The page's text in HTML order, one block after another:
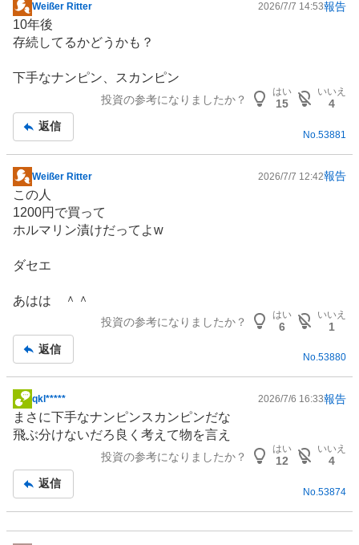
掲
示
板
事
Weißer Ritter 2026/7/7 14:53報告
10年後
存続してるかどうかも？
下手なナンピン、スカンピン
投資の参考になりましたか？
はい
15
いいえ
4
返信
No. 53881
掲
示
板
記
Weißer Ritter 2026/7/7 12:42報告
この人
1200円で買って
ホルマリン漬けだってよw
ダセエ
あはは ＾＾
投資の参考になりましたか？
はい
6
いいえ
1
返信
No.53880
掲
示
板
qkl***** 2026/7/6 16:33報告
まさに下手なナンピンスカンピンだな
飛ぶ分けないだろ良く考えて物を言え
投資の参考になりましたか？
はい
12
いいえ
4
返信
No. 53874